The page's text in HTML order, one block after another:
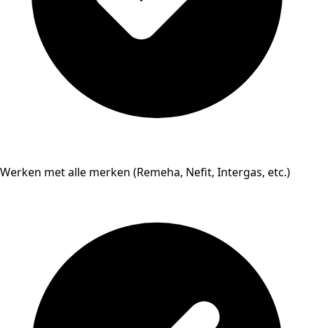
Werken met alle merken (Remeha, Nefit, Intergas, etc.)